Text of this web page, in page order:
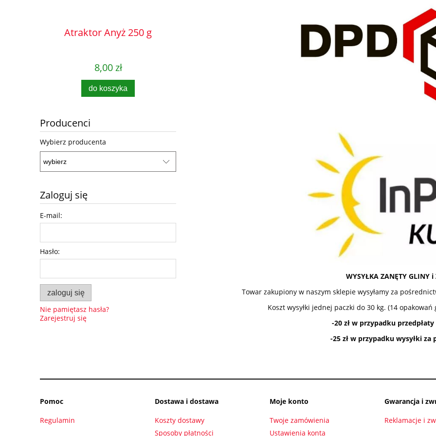
Atraktor Anyż 250 g
8,00 zł
do koszyka
Atraktor Czosnek 250 g
Producenci
Wybierz producenta
Zaloguj się
E-mail:
Hasło:
zaloguj się
Nie pamiętasz hasła?
Zarejestruj się
WYSYŁKA ZANĘTY GLINY i
Towar zakupiony w naszym sklepie wysyłamy za
Koszt wysyłki jednej paczki do 30 kg. (14
-20 zł w przypadku
-25 zł w przypadku wysyłki za
Pomoc
Regulamin
Dostawa i dostawa
Koszty dostawy
Sposoby płatności
Moje konto
Twoje zamówienia
Ustawienia konta
Gwarancja i
Reklamacje i